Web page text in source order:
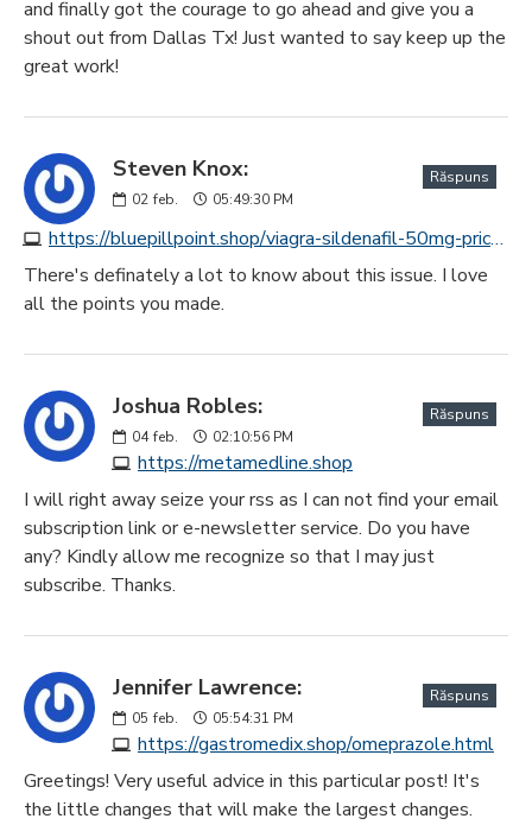
and finally got the courage to go ahead and give you a
shout out from Dallas Tx! Just wanted to say keep up the
great work!
Steven Knox:
02 feb. 05:49:30 PM
https://bluepillpoint.shop/viagra-sildenafil-50mg-price.html
Răspuns
There's definately a lot to know about this issue. I love
all the points you made.
Joshua Robles:
04 feb. 02:10:56 PM
https://metamedline.shop
Răspuns
I will right away seize your rss as I can not find your email
subscription link or e-newsletter service. Do you have
any? Kindly allow me recognize so that I may just
subscribe. Thanks.
Jennifer Lawrence:
05 feb. 05:54:31 PM
https://gastromedix.shop/omeprazole.html
Răspuns
Greetings! Very useful advice in this particular post! It's
the little changes that will make the largest changes.